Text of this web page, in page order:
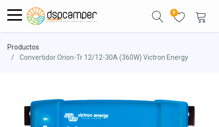
0
Productos
Convertidor Orion-Tr 12/12-30A (360W) Victron Energy